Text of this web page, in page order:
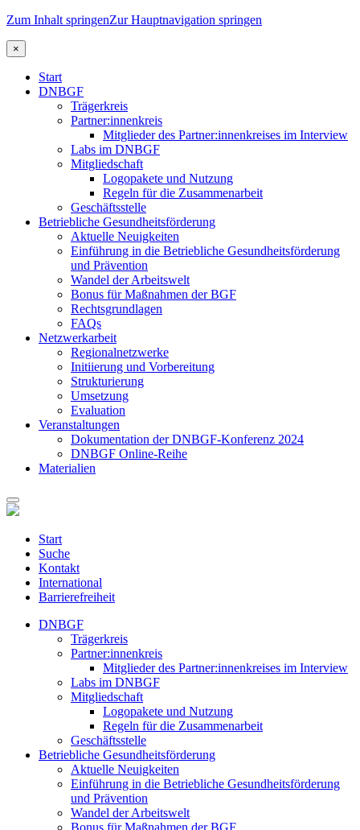
Zum Inhalt springenZur Hauptnavigation springen
×
Start
DNBGF
Trägerkreis
Partner:innenkreis
Mitglieder des Partner:innenkreises im Interview
Labs im DNBGF
Mitgliedschaft
Logopakete und Nutzung
Regeln für die Zusammenarbeit
Geschäftsstelle
Betriebliche Gesundheitsförderung
Aktuelle Neuigkeiten
Einführung in die Betriebliche Gesundheitsförderung
und Prävention
Wandel der Arbeitswelt
Bonus für Maßnahmen der BGF
Rechtsgrundlagen
FAQs
Netzwerkarbeit
Regionalnetzwerke
Initiierung und Vorbereitung
Strukturierung
Umsetzung
Evaluation
Veranstaltungen
Dokumentation der DNBGF-Konferenz 2024
DNBGF Online-Reihe
Materialien
Start
Suche
Kontakt
International
Barrierefreiheit
DNBGF
Trägerkreis
Partner:innenkreis
Mitglieder des Partner:innenkreises im Interview
Labs im DNBGF
Mitgliedschaft
Logopakete und Nutzung
Regeln für die Zusammenarbeit
Geschäftsstelle
Betriebliche Gesundheitsförderung
Aktuelle Neuigkeiten
Einführung in die Betriebliche Gesundheitsförderung
und Prävention
Wandel der Arbeitswelt
Bonus für Maßnahmen der BGF